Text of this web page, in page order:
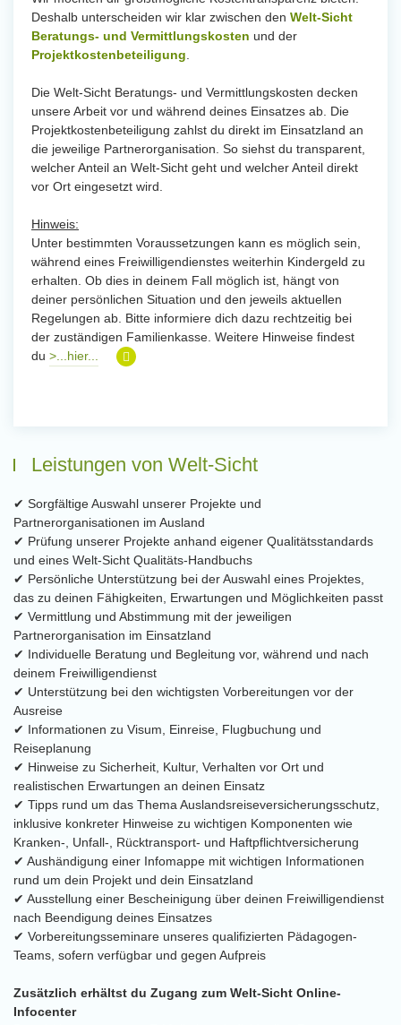
Deshalb unterscheiden wir klar zwischen den Welt-Sicht
Beratungs- und Vermittlungskosten und der
Projektkostenbeteiligung
Die Welt-Sicht Beratungs- und Vermittlungskosten decken
unsere Arbeit vor und während deines Einsatzes ab. Die
Projektkostenbeteiligung zahlst du direkt im Einsatzland an
die jeweilige Partnerorganisation. So siehst du transparent,
welcher Anteil an Welt-Sicht geht und welcher Anteil direkt
vor Ort eingesetzt wird.
Hinweis:
Unter bestimmten Voraussetzungen kann es möglich sein,
während eines Freiwilligendienstes weiterhin Kindergeld zu
erhalten. Ob dies in deinem Fall möglich ist, hängt von
deiner persönlichen Situation und den jeweils aktuellen
Regelungen ab. Bitte informiere dich dazu rechtzeitig bei
der zuständigen Familienkasse. Weitere Hinweise findest
du >...hier...
Leistungen von Welt-Sicht
✔ Sorgfältige Auswahl unserer Projekte und
Partnerorganisationen im Ausland
✔ Prüfung unserer Projekte anhand eigener Qualitätsstandards
und eines Welt-Sicht Qualitäts-Handbuchs
✔ Persönliche Unterstützung bei der Auswahl eines Projektes,
das zu deinen Fähigkeiten, Erwartungen und Möglichkeiten passt
✔ Vermittlung und Abstimmung mit der jeweiligen
Partnerorganisation im Einsatzland
✔ Individuelle Beratung und Begleitung vor, während und nach
deinem Freiwilligendienst
✔ Unterstützung bei den wichtigsten Vorbereitungen vor der
Ausreise
✔ Informationen zu Visum, Einreise, Flugbuchung und
Reiseplanung
✔ Hinweise zu Sicherheit, Kultur, Verhalten vor Ort und
realistischen Erwartungen an deinen Einsatz
✔ Tipps rund um das Thema Auslandsreiseversicherungsschutz,
inklusive konkreter Hinweise zu wichtigen Komponenten wie
Kranken-, Unfall-, Rücktransport- und Haftpflichtversicherung
✔ Aushändigung einer Infomappe mit wichtigen Informationen
rund um dein Projekt und dein Einsatzland
✔ Ausstellung einer Bescheinigung über deinen Freiwilligendienst
nach Beendigung deines Einsatzes
✔ Vorbereitungsseminare unseres qualifizierten Pädagogen-
Teams, sofern verfügbar und gegen Aufpreis
Zusätzlich erhältst du Zugang zum Welt-Sicht Online-
Infocenter